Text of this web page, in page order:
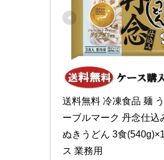
送料無料 冷凍食品 麺
ーブルマーク 丹念仕込
ぬきうどん 3食
ス 業務用